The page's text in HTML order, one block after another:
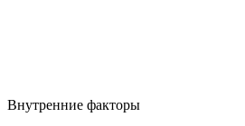
Внутренние факторы